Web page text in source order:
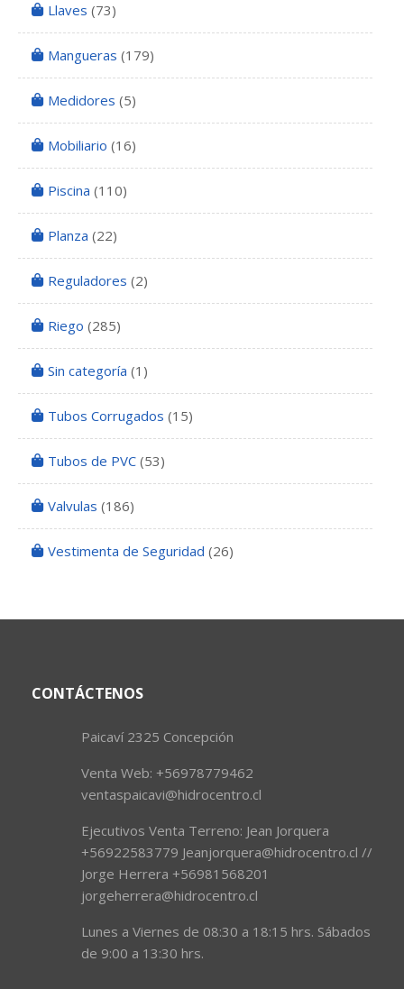
Llaves (73)
Mangueras (179)
Medidores (5)
Mobiliario (16)
Piscina (110)
Planza (22)
Reguladores (2)
Riego (285)
Sin categoría (1)
Tubos Corrugados (15)
Tubos de PVC (53)
Valvulas (186)
Vestimenta de Seguridad (26)
CONTÁCTENOS
Paicaví 2325 Concepción
Venta Web: +56978779462
ventaspaicavi@hidrocentro.cl
Ejecutivos Venta Terreno: Jean Jorquera
+56922583779 Jeanjorquera@hidrocentro.cl //
Jorge Herrera +56981568201
jorgeherrera@hidrocentro.cl
Lunes a Viernes de 08:30 a 18:15 hrs. Sábados
de 9:00 a 13:30 hrs.